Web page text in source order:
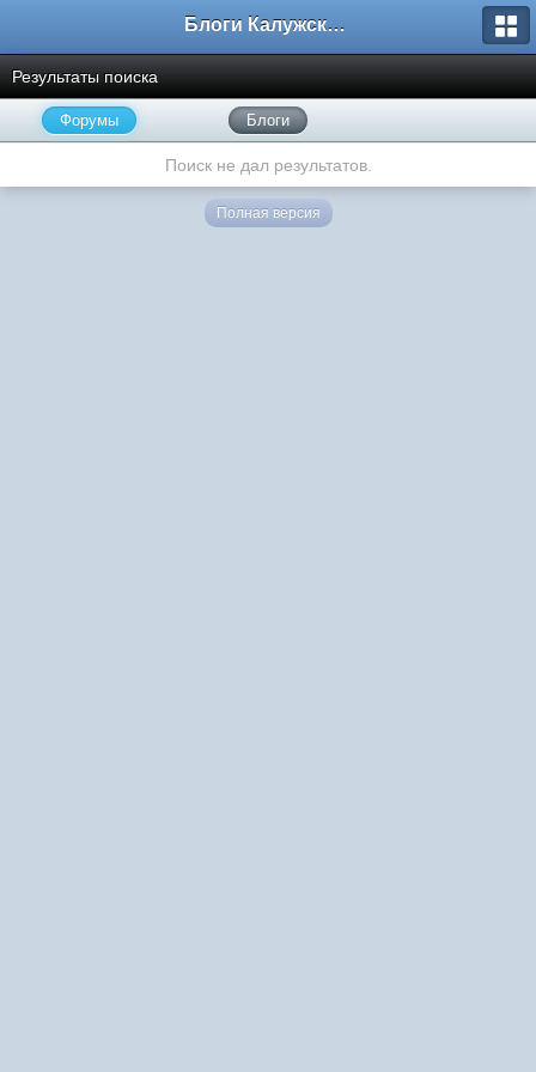
Блоги Калужского перекрестка
Результаты поиска
Форумы Блоги
Поиск не дал результатов.
Полная версия